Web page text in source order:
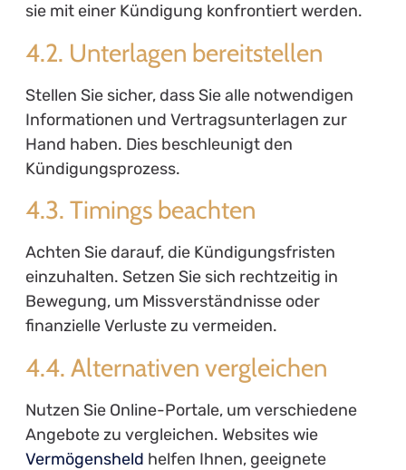
sie mit einer Kündigung konfrontiert werden.
4.2. Unterlagen bereitstellen
Stellen Sie sicher, dass Sie alle notwendigen
Informationen und Vertragsunterlagen zur
Hand haben. Dies beschleunigt den
Kündigungsprozess.
4.3. Timings beachten
Achten Sie darauf, die Kündigungsfristen
einzuhalten. Setzen Sie sich rechtzeitig in
Bewegung, um Missverständnisse oder
finanzielle Verluste zu vermeiden.
4.4. Alternativen vergleichen
Nutzen Sie Online-Portale, um verschiedene
Angebote zu vergleichen. Websites wie
Vermögensheld helfen Ihnen, geeignete